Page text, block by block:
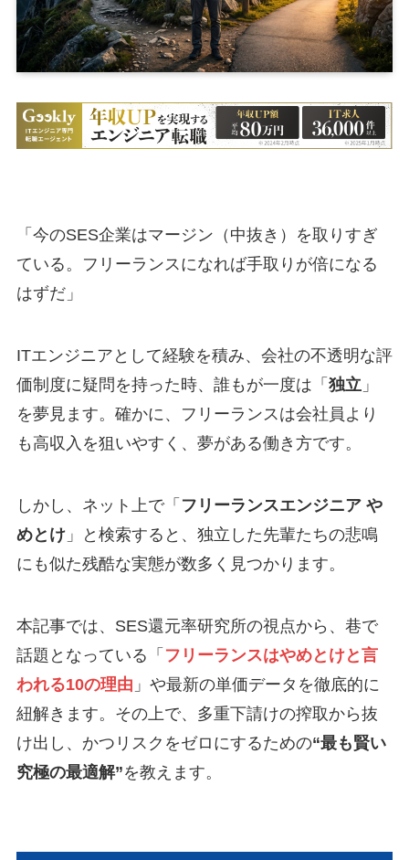
「今のSES企業はマージン（中抜き）を取りすぎ
ている。フリーランスになれば手取りが倍になる
はずだ」
ITエンジニアとして経験を積み、会社の不透明な評
価制度に疑問を持った時、誰もが一度は「 独立」
を夢見ます。確かに、フリーランスは会社員より
も高収入を狙いやすく、夢がある働き方です。
しかし、ネット上で「 フリーランスエンジニア や
めとけ」と検索すると、独立した先輩たちの悲鳴
にも似た残酷な実態が数多く見つかります。
本記事では、SES還元率研究所の視点から、巷で
話題となっている「 フリーランスはやめとけと言
われる10の理由 」や最新の単価データを徹底的に
紐解きます。その上で、多重下請けの搾取から抜
け出し、かつリスクをゼロにするための“最も賢い
究極の最適解”を教えます。